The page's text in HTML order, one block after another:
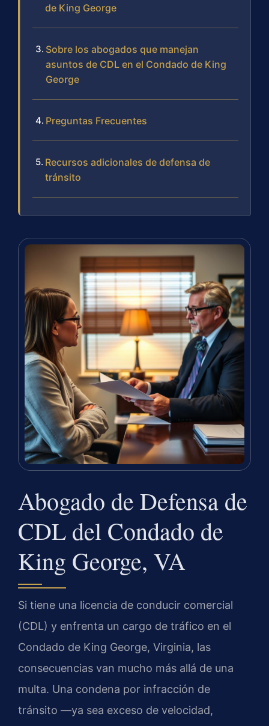
de King George
Sobre los abogados que manejan
asuntos de CDL en el Condado de King
George
Preguntas Frecuentes
Recursos adicionales de defensa de
tránsito
Abogado de Defensa de
CDL del Condado de
King George, VA
Si tiene una licencia de conducir comercial
(CDL) y enfrenta un cargo de tráfico en el
Condado de King George, Virginia, las
consecuencias van mucho más allá de una
multa. Una condena por infracción de
tránsito —ya sea exceso de velocidad,